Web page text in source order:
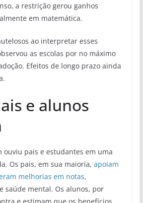
a restrição gerou ganhos
em matemática.
ao interpretar esses
as escolas por no máximo
Efeitos de longo prazo ainda
e alunos
ouviu pais e estudantes em uma
Os pais, em sua maioria, apoiam
melhorias em notas,
saúde mental. Os alunos, por